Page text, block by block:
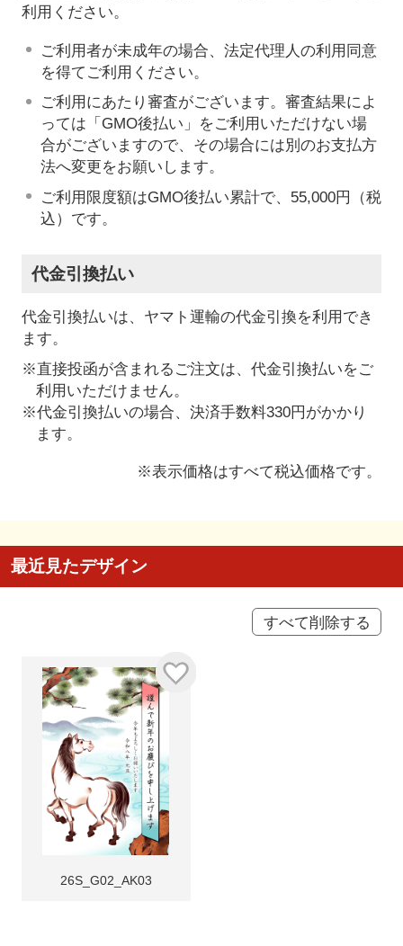
利用ください。
ご利用者が未成年の場合、法定代理人の利用同意
を得てご利用ください。
ご利用にあたり審査がございます。審査結果によ
っては「GMO後払い」をご利用いただけない場
合がございますので、その場合には別のお支払方
法へ変更をお願いします。
ご利用限度額はGMO後払い累計で、55,000円（税
込）です。
代金引換払い
代金引換払いは、ヤマト運輸の代金引換を利用でき
ます。
※直接投函が含まれるご注文は、代金引換払いをご
利用いただけません。
※代金引換払いの場合、決済手数料330円がかかり
ます。
※表示価格はすべて税込価格です。
最近見たデザイン
すべて削除する
26S_G02_AK03